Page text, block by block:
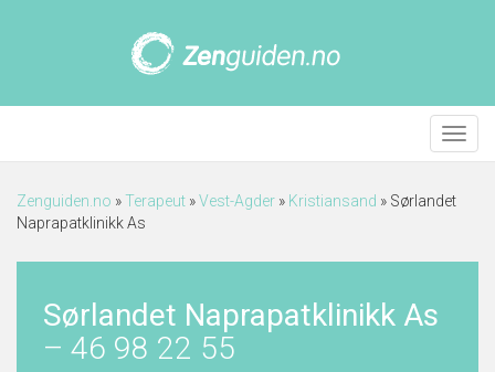
Meny
Zenguiden.no »Terapeut »Vest-Agder » Kristiansand » Sørlandet
Naprapatklinikk As
Sørlandet Naprapatklinikk As
– 46 98 22 55